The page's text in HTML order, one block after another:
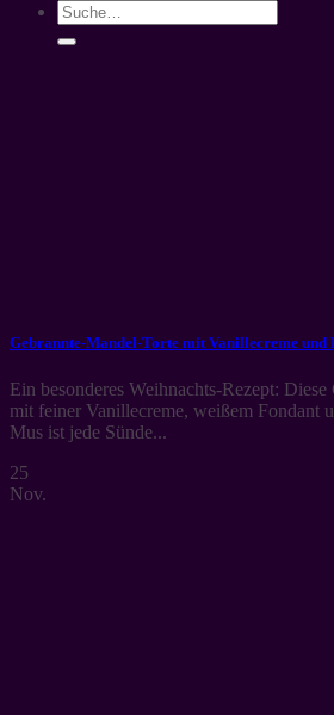
Gebrannte-Mandel-Torte mit Vanillecreme und
Ein besonderes Weihnachts-Rezept:
mit feiner Vanillecreme, weißem Fondant
Mus ist jede Sünde...
25
Nov.